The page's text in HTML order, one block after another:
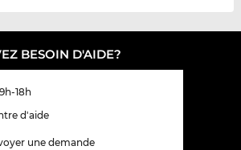
BESOIN D'AIDE?
18h
d'aide
une demande